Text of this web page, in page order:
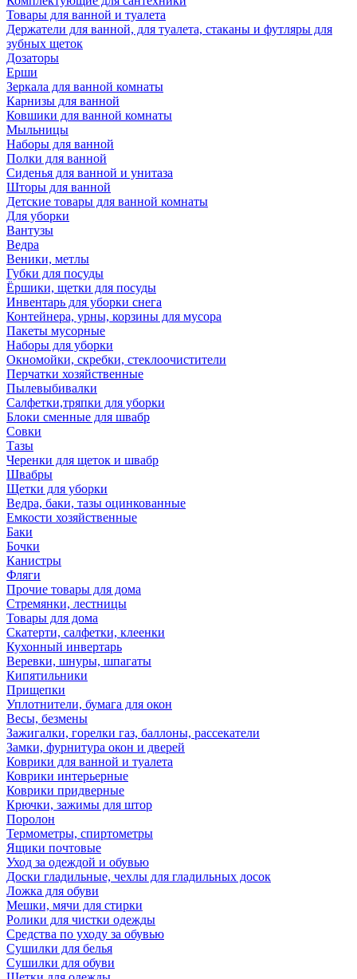
Товары для ванной и туалета
Держатели для ванной, для туалета, стаканы и футляры для
зубных щеток
Дозаторы
Ерши
Зеркала для ванной комнаты
Карнизы для ванной
Ковшики для ванной комнаты
Мыльницы
Наборы для ванной
Полки для ванной
Сиденья для ванной и унитаза
Шторы для ванной
Детские товары для ванной комнаты
Для уборки
Вантузы
Ведра
Веники, метлы
Губки для посуды
Ёршики, щетки для посуды
Инвентарь для уборки снега
Контейнера, урны, корзины для мусора
Пакеты мусорные
Наборы для уборки
Окномойки, скребки, стеклоочистители
Перчатки хозяйственные
Пылевыбивалки
Салфетки,тряпки для уборки
Блоки сменные для швабр
Совки
Тазы
Черенки для щеток и швабр
Швабры
Щетки для уборки
Ведра, баки, тазы оцинкованные
Емкости хозяйственные
Баки
Бочки
Канистры
Фляги
Прочие товары для дома
Стремянки, лестницы
Товары для дома
Скатерти, салфетки, клеенки
Кухонный инвертарь
Веревки, шнуры, шпагаты
Кипятильники
Прищепки
Уплотнители, бумага для окон
Весы, безмены
Зажигалки, горелки газ, баллоны, рассекатели
Замки, фурнитура окон и дверей
Коврики для ванной и туалета
Коврики интерьерные
Коврики придверные
Крючки, зажимы для штор
Поролон
Термометры, спиртометры
Ящики почтовые
Уход за одеждой и обувью
Доски гладильные, чехлы для гладильных досок
Ложка для обуви
Мешки, мячи для стирки
Ролики для чистки одежды
Средства по уходу за обувью
Сушилки для белья
Сушилки для обуви